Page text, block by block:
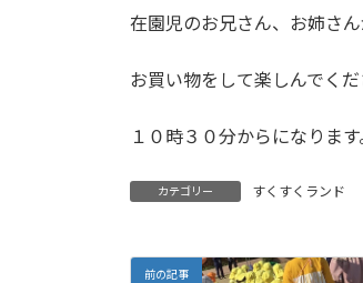
時
:
在園児のお兄さん、お姉さ
お買い物をして楽しんでく
１０時３０分からになりま
カテゴリー すくすくランド
前の記事